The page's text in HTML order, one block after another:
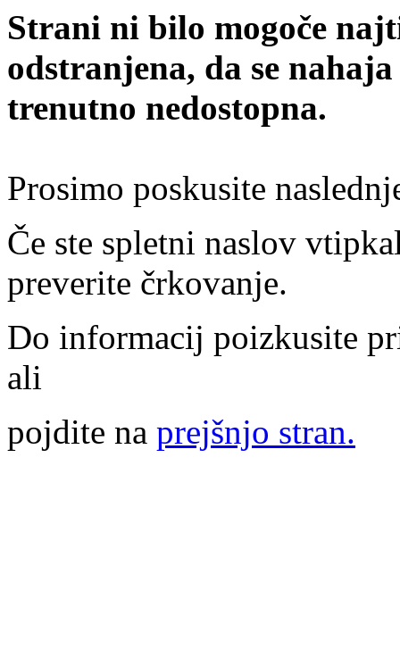
Strani ni bilo mogoče
odstranjena, da se
trenutno nedostopna.
Prosimo poskusite
Če ste spletni naslov
preverite črkovanje.
Do informacij poizkusite
ali
pojdite na prejšnjo stran.